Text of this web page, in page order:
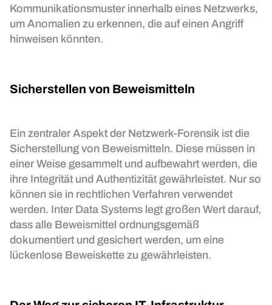
Kommunikationsmuster innerhalb eines Netzwerks,
um Anomalien zu erkennen, die auf einen Angriff
hinweisen könnten.
Sicherstellen von Beweismitteln
Ein zentraler Aspekt der Netzwerk-Forensik ist die
Sicherstellung von Beweismitteln. Diese müssen in
einer Weise gesammelt und aufbewahrt werden, die
ihre Integrität und Authentizität gewährleistet. Nur so
können sie in rechtlichen Verfahren verwendet
werden. Inter Data Systems legt großen Wert darauf,
dass alle Beweismittel ordnungsgemäß
dokumentiert und gesichert werden, um eine
lückenlose Beweiskette zu gewährleisten.